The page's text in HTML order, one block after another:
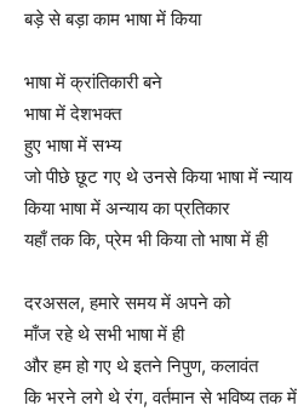
बड़े से बड़ा काम भाषा में किया
भाषा में क्रांतिकारी बने
भाषा में देशभक्त
हुए भाषा में सभ्य
जो पीछे छूट गए थे उनसे किया भाषा में न्याय
किया भाषा में अन्याय का प्रतिकार
यहाँ तक कि, प्रेम भी किया तो भाषा में ही
दरअसल, हमारे समय में अपने को
माँज रहे थे सभी भाषा में ही
और हम हो गए थे इतने निपुण, कलावंत
कि भरने लगे थे रंग, वर्तमान से भविष्य तक में